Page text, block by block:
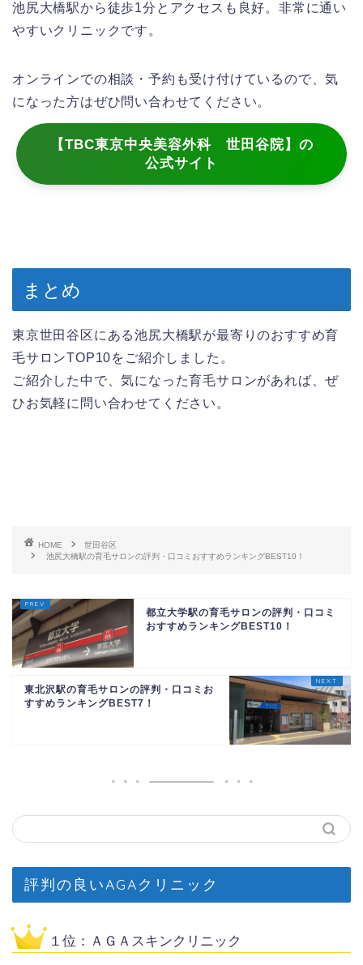
池尻大橋駅から徒歩1分とアクセスも良好。非常に通い
やすいクリニックです。
オンラインでの相談・予約も受け付けているので、気
になった方はぜひ問い合わせてください。
【TBC東京中央美容外科 世田谷院】の
公式サイト
まとめ
東京世田谷区にある池尻大橋駅が最寄りのおすすめ育
毛サロンTOP10をご紹介しました。
ご紹介した中で、気になった育毛サロンがあれば、ぜ
ひお気軽に問い合わせてください。
HOME
世田谷区
池尻大橋駅の育毛サロンの評判・口コミおすすめランキングBEST10！
都立大学駅の育毛サロンの評判・口コミ
おすすめランキングBEST10！
東北沢駅の育毛サロンの評判・口コミお
すすめランキングBEST7！
評判の良いAGAクリニック
１位：ＡＧＡスキンクリニック